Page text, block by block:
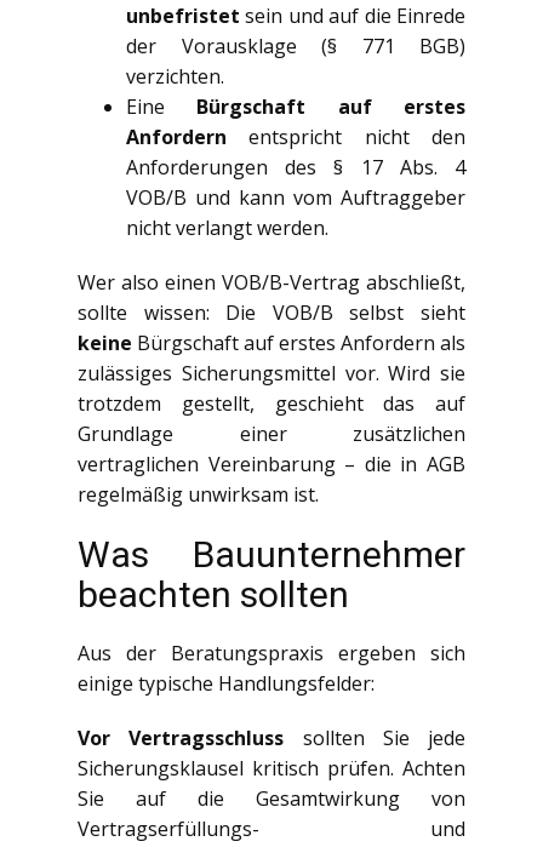
unbefristet sein und auf die Einrede
der Vorausklage (§ 771 BGB)
verzichten.
Eine Bürgschaft auf erstes
Anfordern entspricht nicht den
Anforderungen des § 17 Abs. 4
VOB/B und kann vom Auftraggeber
nicht verlangt werden.
Wer also einen VOB/B-Vertrag abschließt,
sollte wissen: Die VOB/B selbst sieht
keine Bürgschaft auf erstes Anfordern als
zulässiges Sicherungsmittel vor. Wird sie
trotzdem gestellt, geschieht das auf
Grundlage einer zusätzlichen
vertraglichen Vereinbarung – die in AGB
regelmäßig unwirksam ist.
Was Bauunternehmer
beachten sollten
Aus der Beratungspraxis ergeben sich
einige typische Handlungsfelder:
Vor Vertragsschluss sollten Sie jede
Sicherungsklausel kritisch prüfen. Achten
Sie auf die Gesamtwirkung von
Vertragserfüllungs- und